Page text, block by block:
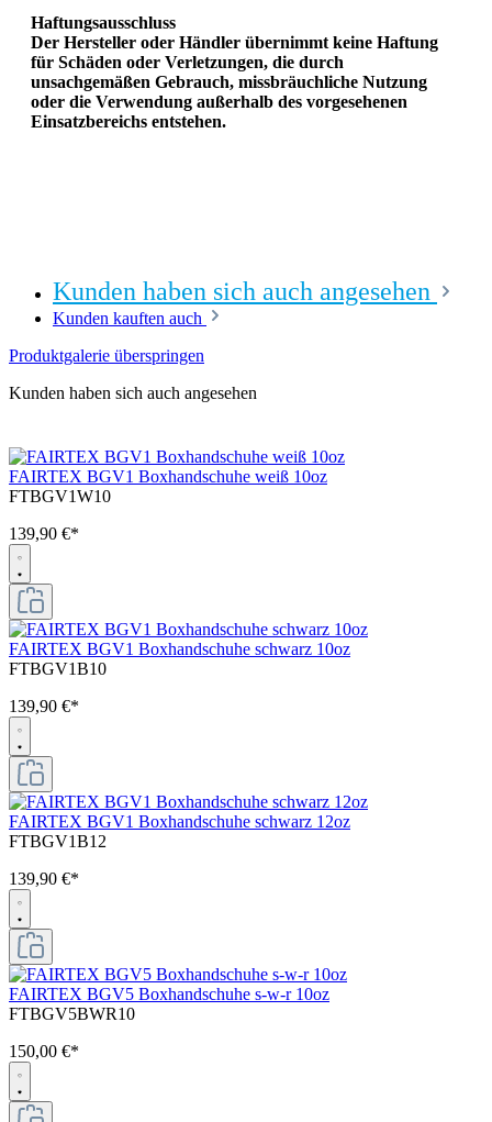
Haftungsausschluss
Der Hersteller oder Händler übernimmt keine Haftung
für Schäden oder Verletzungen, die durch
unsachgemäßen Gebrauch, missbräuchliche Nutzung
oder die Verwendung außerhalb des vorgesehenen
Einsatzbereichs entstehen.
Kunden haben sich auch angesehen
Kunden kauften auch
Produktgalerie überspringen
Kunden haben sich auch angesehen
FAIRTEX BGV1 Boxhandschuhe weiß 10oz
FTBGV1W10
139,90 €*
FAIRTEX BGV1 Boxhandschuhe schwarz 10oz
FTBGV1B10
139,90 €*
FAIRTEX BGV1 Boxhandschuhe schwarz 12oz
FTBGV1B12
139,90 €*
FAIRTEX BGV5 Boxhandschuhe s-w-r 10oz
FTBGV5BWR10
150,00 €*